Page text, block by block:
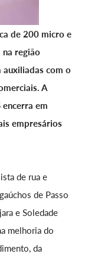
de 200 micro e
na região
auxiliadas com o
A
em
empresários
de rua e
de Passo
e Soledade
melhoria do
da